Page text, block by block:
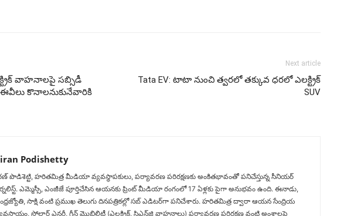
వాహనాలపై సబ్సిడీ
ఈవీలు కొనాలనుకునేవారికి
Next article
Tata EV: టాటా నుంచి త్వరలో తక్కువ ధరలో ఎలక్ట్రిక్
SUV
Podishetty
పొడిశెట్టి, హరితమిత్ర మీడియా వ్యవస్థాపకులు, పర్యావరణ పరిరక్షణకు అంకితభావంతో పనిచేస్తున్న సీనియ‌ర్‌
ఎమ్మెస్సీ, ఎంజీజే పూర్తిచేసిన‌ ఆయనకు ప్రింట్ మీడియా రంగంలో 17 ఏళ్లకు పైగా అనుభవం ఉంది. ఈనాడు,
సాక్షి వంటి ప్రముఖ తెలుగు దినపత్రికల్లో సబ్‌ ఎడిటర్‌గా ప‌నిచేశారు. హరితమిత్ర ద్వారా ఆయన సేంద్రియ
సోలార్ ఎనర్జీ, గ్రీన్ మొబిలిటీ (ఎలక్ట్రిక్‌, సిఎన్‌జి వాహనాలు) ప‌ర్యావ‌ర‌ణ ప‌రిర‌క్ష‌ణ వంటి అంశాలపై